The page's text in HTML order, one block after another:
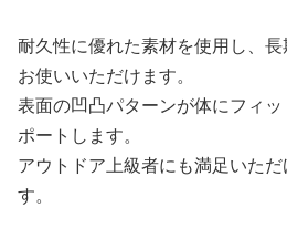
耐久性に優れた素材を使用し、
お使いいただけます。
表面の凹凸パターンが体にフィ
ポートします。
アウトドア上級者にも満足いた
す。